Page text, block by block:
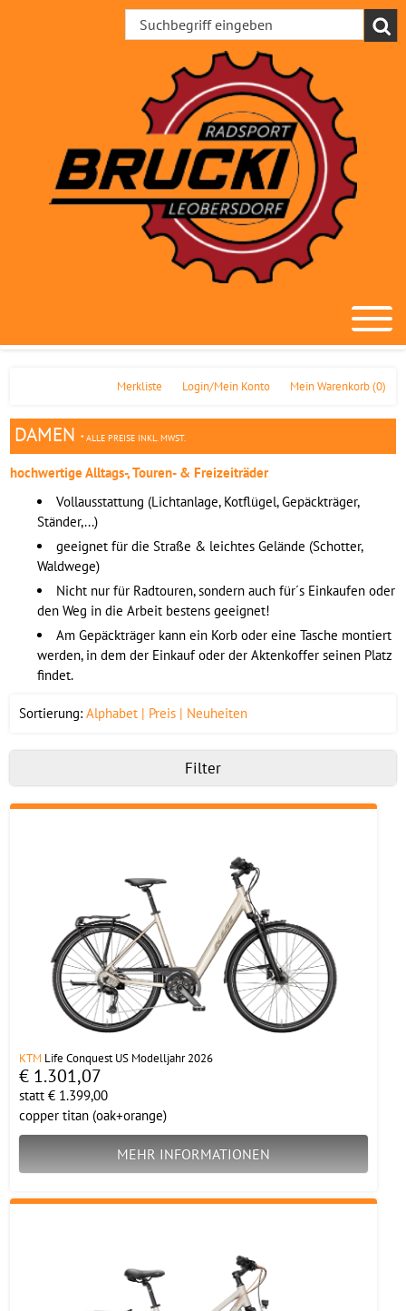
Mein Warenkorb(0)
Login/Mein Konto
Merkliste
DAMEN * ALLE PREISE INKL. MWST.
hochwertige Alltags-, Touren- & Freizeiträder
Vollausstattung (Lichtanlage, Kotflügel, Gepäckträger,
Ständer,...)
geeignet für die Straße & leichtes Gelände (Schotter,
Waldwege)
Nicht nur für Radtouren, sondern auch für´s Einkaufen oder
den Weg in die Arbeit bestens geeignet!
Am Gepäckträger kann ein Korb oder eine Tasche montiert
werden, in dem der Einkauf oder der Aktenkoffer seinen Platz
findet.
Sortierung: Alphabet Preis Neuheiten
Filter
KTM Life Conquest US Modelljahr 2026
€ 1.301,07
statt € 1.399,00
copper titan (oak+orange)
MEHR INFORMATIONEN